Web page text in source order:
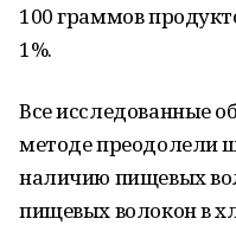
100 граммов
1%.
Все исследованные
методе преодолели
наличию пищевых
пищевых волокон в